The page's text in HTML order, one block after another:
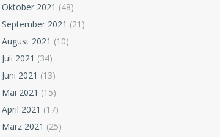
Oktober 2021 (48)
September 2021 (21)
August 2021 (10)
Juli 2021 (34)
Juni 2021 (13)
Mai 2021 (15)
April 2021 (17)
März 2021 (25)